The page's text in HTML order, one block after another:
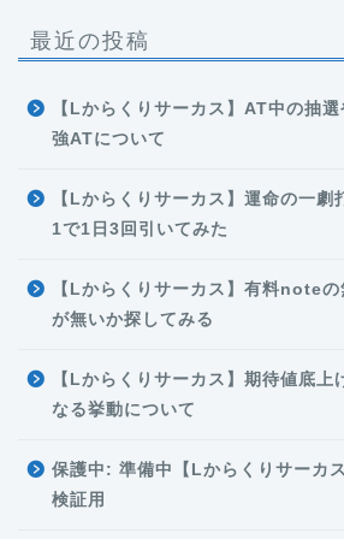
最近の投稿
【Lからくりサーカス】AT中の抽
強ATについて
【Lからくりサーカス】運命の一
1で1日3回引いてみた
【Lからくりサーカス】有料note
が無いか探してみる
【Lからくりサーカス】期待値底上
なる挙動について
保護中: 準備中【Lからくりサーカ
検証用